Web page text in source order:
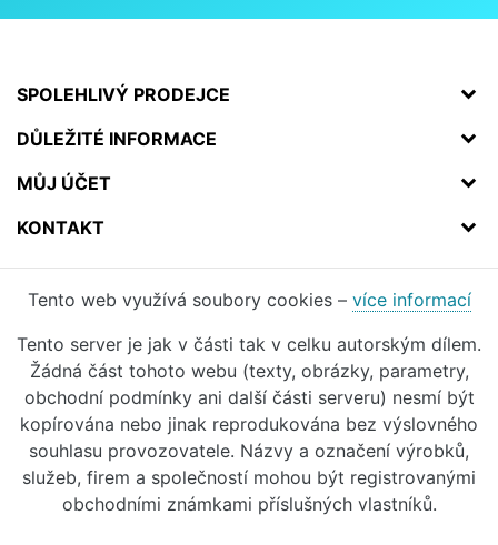
SPOLEHLIVÝ PRODEJCE
DŮLEŽITÉ INFORMACE
MŮJ ÚČET
KONTAKT
Tento web využívá soubory cookies – více informací
Tento server je jak v části tak v celku autorským dílem.
Žádná část tohoto webu (texty, obrázky, parametry,
obchodní podmínky ani další části serveru) nesmí být
kopírována nebo jinak reprodukována bez výslovného
souhlasu provozovatele. Názvy a označení výrobků,
služeb, firem a společností mohou být registrovanými
obchodními známkami příslušných vlastníků.